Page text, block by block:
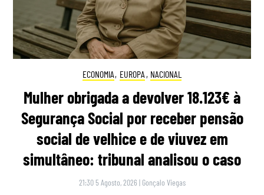
ECONOMIA, EUROPA , NACIONAL
Mulher obrigada a devolver 18.123€ à
Segurança Social por receber pensão
social de velhice e de viuvez em
simultâneo: tribunal analisou o caso
21:30 5 Agosto, 2026 | Gonçalo Viegas